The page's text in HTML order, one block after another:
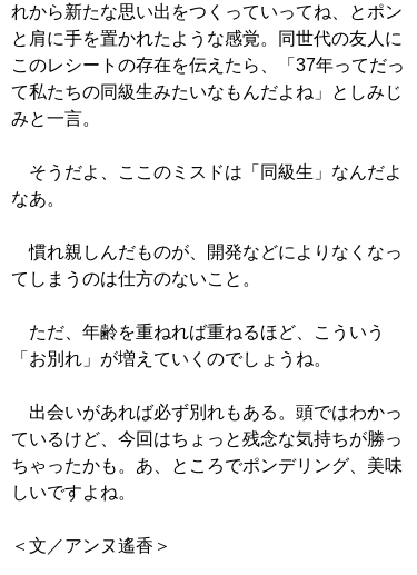
れから新たな思い出をつくっていってね、とポン
と肩に手を置かれたような感覚。同世代の友人に
このレシートの存在を伝えたら、「37年ってだっ
て私たちの同級生みたいなもんだよね」としみじ
みと一言。
そうだよ、ここのミスドは「同級生」なんだよ
なあ。
慣れ親しんだものが、開発などによりなくなっ
てしまうのは仕方のないこと。
ただ、年齢を重ねれば重ねるほど、こういう
「お別れ」が増えていくのでしょうね。
出会いがあれば必ず別れもある。頭ではわかっ
ているけど、今回はちょっと残念な気持ちが勝っ
ちゃったかも。あ、ところでポンデリング、美味
しいですよね。
＜文／アンヌ遙香＞